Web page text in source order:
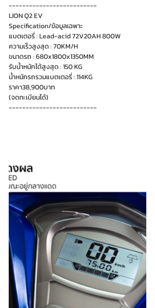
--------------------------
LION Q2 EV
Specification/ข้อมูลเฉพาะ
แบตเตอรี่ : Lead-acid 72V20AH 800W
ความเร็วสูงสุด : 70KM/H
ขนาดรถ : 680x1800x1350MM
รับน้ำหนักได้สูงสุด : 150 KG
น้ำหนักรถรวมแบตเตอรี่ : 114KG
ราคา38,900บาท
(จดทะเบียนได้)
--------------------------